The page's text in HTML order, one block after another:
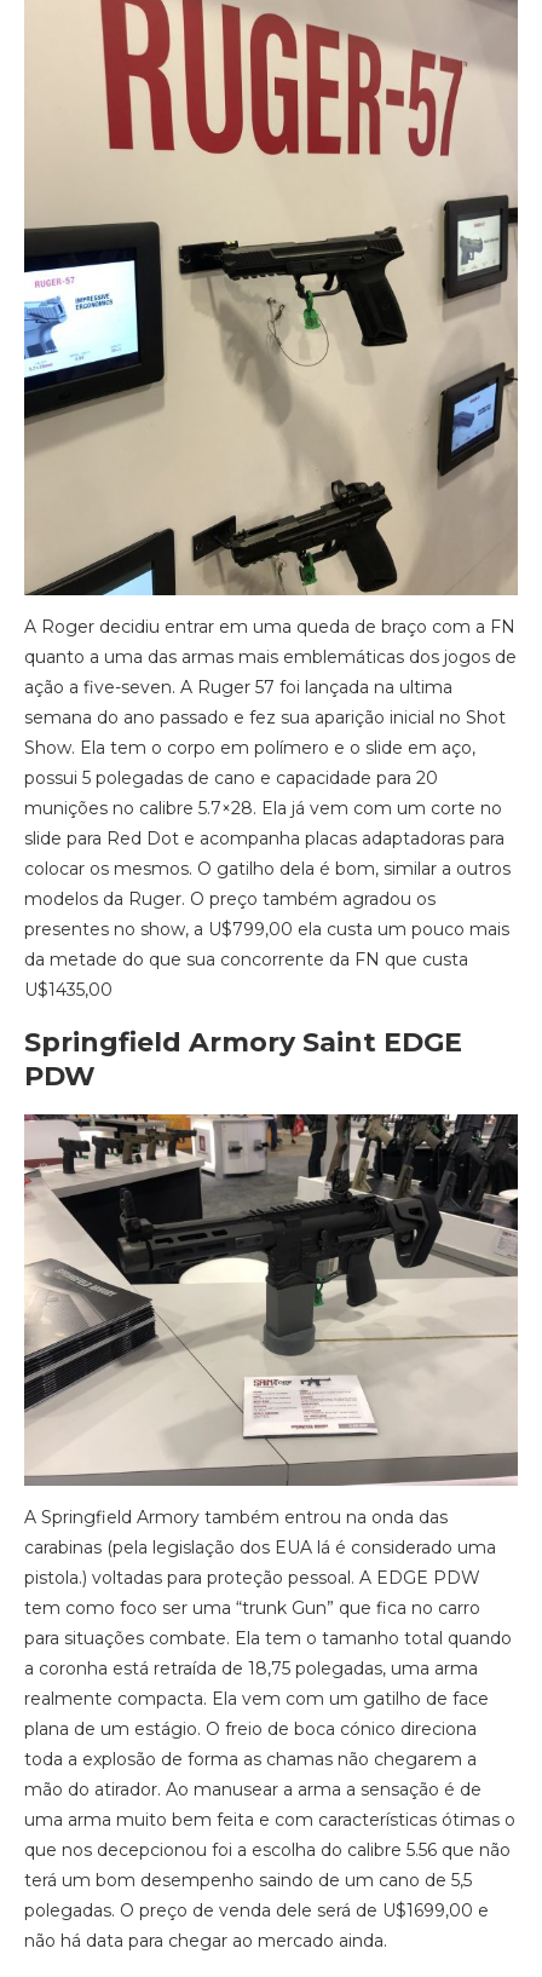
A Roger decidiu entrar em uma queda de braço com a FN
quanto a uma das armas mais emblemáticas dos jogos de
ação a five-seven. A Ruger 57 foi lançada na ultima
semana do ano passado e fez sua aparição inicial no Shot
Show. Ela tem o corpo em polímero e o slide em aço,
possui 5 polegadas de cano e capacidade para 20
munições no calibre 5.7×28. Ela já vem com um corte no
slide para Red Dot e acompanha placas adaptadoras para
colocar os mesmos. O gatilho dela é bom, similar a outros
modelos da Ruger. O preço também agradou os
presentes no show, a U$799,00 ela custa um pouco mais
da metade do que sua concorrente da FN que custa
U$1435,00
Springfield Armory Saint EDGE
PDW
A Springfield Armory também entrou na onda das
carabinas (pela legislação dos EUA lá é considerado uma
pistola.) voltadas para proteção pessoal. A EDGE PDW
tem como foco ser uma “trunk Gun” que fica no carro
para situações combate. Ela tem o tamanho total quando
a coronha está retraída de 18,75 polegadas, uma arma
realmente compacta. Ela vem com um gatilho de face
plana de um estágio. O freio de boca cónico direciona
toda a explosão de forma as chamas não chegarem a
mão do atirador. Ao manusear a arma a sensação é de
uma arma muito bem feita e com características ótimas o
que nos decepcionou foi a escolha do calibre 5.56 que não
terá um bom desempenho saindo de um cano de 5,5
polegadas. O preço de venda dele será de U$1699,00 e
não há data para chegar ao mercado ainda.